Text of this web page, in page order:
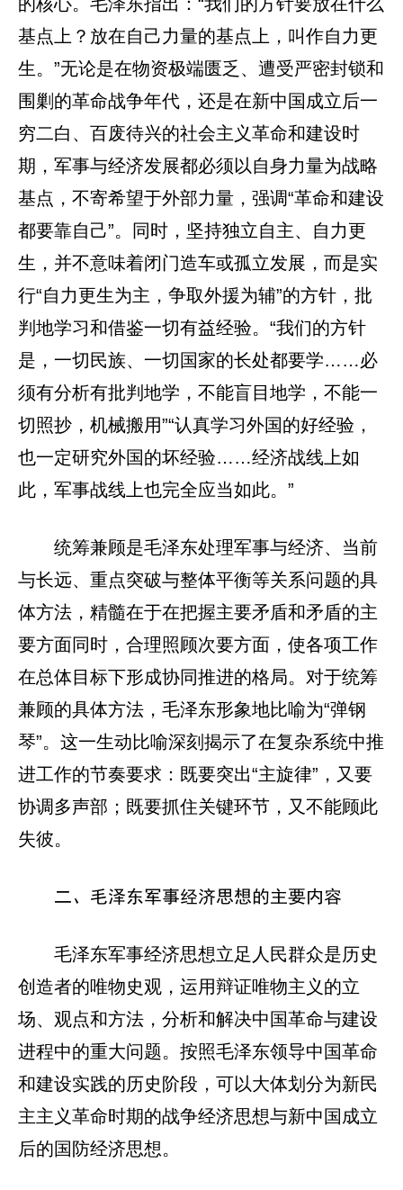
基点上？放在自己力量的基点上，叫作自力更
生。”无论是在物资极端匮乏、遭受严密封锁和
围剿的革命战争年代，还是在新中国成立后一
穷二白、百废待兴的社会主义革命和建设时
期，军事与经济发展都必须以自身力量为战略
基点，不寄希望于外部力量，强调“革命和建设
都要靠自己”。同时，坚持独立自主、自力更
生，并不意味着闭门造车或孤立发展，而是实
行“自力更生为主，争取外援为辅”的方针，批
判地学习和借鉴一切有益经验。“我们的方针
是，一切民族、一切国家的长处都要学……必
须有分析有批判地学，不能盲目地学，不能一
切照抄，机械搬用”“认真学习外国的好经验，
也一定研究外国的坏经验……经济战线上如
此，军事战线上也完全应当如此。”
统筹兼顾是毛泽东处理军事与经济、当前
与长远、重点突破与整体平衡等关系问题的具
体方法，精髓在于在把握主要矛盾和矛盾的主
要方面同时，合理照顾次要方面，使各项工作
在总体目标下形成协同推进的格局。对于统筹
兼顾的具体方法，毛泽东形象地比喻为“弹钢
琴”。这一生动比喻深刻揭示了在复杂系统中推
进工作的节奏要求：既要突出“主旋律”，又要
协调多声部；既要抓住关键环节，又不能顾此
失彼。
二、毛泽东军事经济思想的主要内容
毛泽东军事经济思想立足人民群众是历史
创造者的唯物史观，运用辩证唯物主义的立
场、观点和方法，分析和解决中国革命与建设
进程中的重大问题。按照毛泽东领导中国革命
和建设实践的历史阶段，可以大体划分为新民
主主义革命时期的战争经济思想与新中国成立
后的国防经济思想。